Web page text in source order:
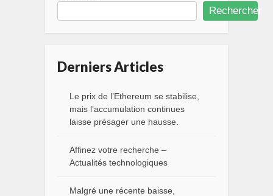
Rechercher
Derniers Articles
Le prix de l’Ethereum se stabilise,
mais l’accumulation continues
laisse présager une hausse.
Affinez votre recherche –
Actualités technologiques
Malgré une récente baisse,